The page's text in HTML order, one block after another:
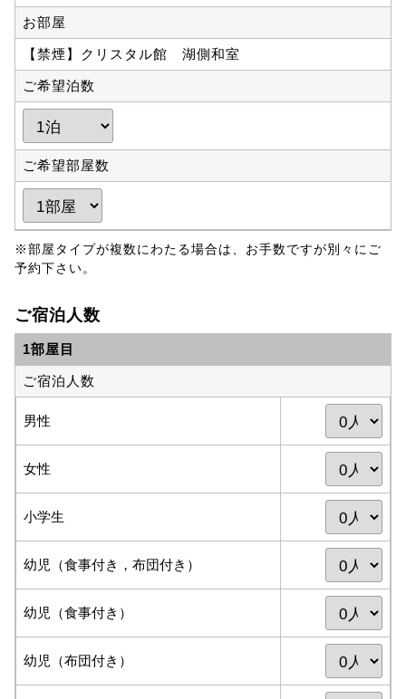
お部屋
【禁煙】クリスタル館 湖側和室
ご希望泊数
ご希望部屋数
※部屋タイプが複数にわたる場合は、お手数ですが別々にご
予約下さい。
ご宿泊人数
1部屋目
ご宿泊人数
男性
女性
小学生
幼児（食事付き，布団付き）
幼児（食事付き）
幼児（布団付き）